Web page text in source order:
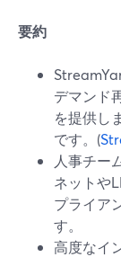
要約
デマンド
を提供し
です。(
人事チー
ネットや
プライア
す。
高度なイ